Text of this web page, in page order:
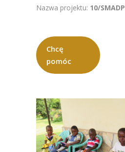
Nazwa projektu: 10/SMADP
Chcę
pomóc